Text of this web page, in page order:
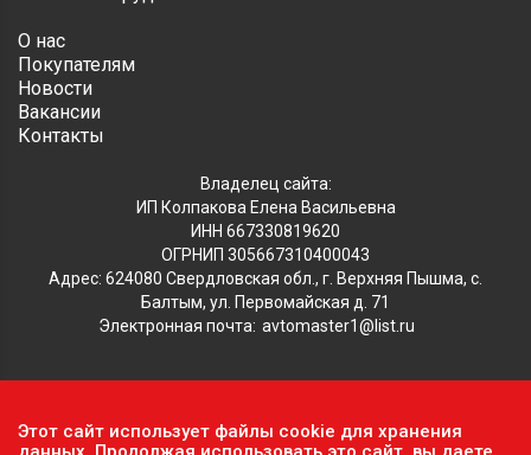
О нас
Покупателям
Новости
Вакансии
Контакты
Владелец сайта:
ИП Колпакова Елена Васильевна
ИНН 667330819620
ОГРНИП 305667310400043
Адрес: 624080 Свердловская обл., г. Верхняя Пышма, с.
Балтым, ул. Первомайская д. 71
Электронная почта: avtomaster1@list.ru
Обратите внимание, что данный сайт носит исключительно
информационный характер и ни при каких условиях не
Этот сайт использует файлы cookie для хранения